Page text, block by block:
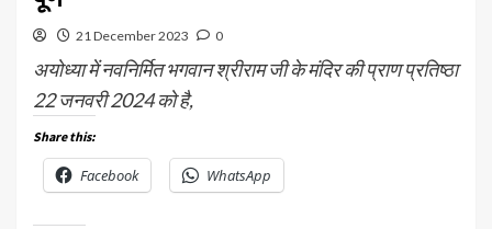
21 December 2023 0
अयोध्या में नवनिर्मित भगवान श्रीराम जी के मंदिर की प्राण प्रतिष्ठा
22 जनवरी 2024 को है,
Share this:
Facebook WhatsApp